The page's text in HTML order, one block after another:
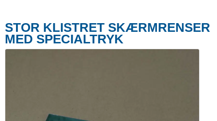
STOR KLISTRET SKÆRMRENSER
MED SPECIALTRYK